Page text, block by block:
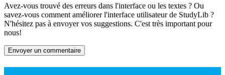
Avez-vous trouvé des erreurs dans l'interface ou les textes ? Ou
savez-vous comment améliorer l'interface utilisateur de StudyLib ?
N'hésitez pas à envoyer vos suggestions. C'est très important pour
nous!
Envoyer un commentaire